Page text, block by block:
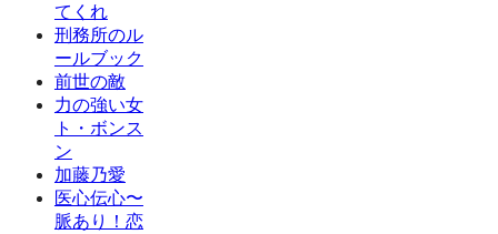
てくれ
刑務所のル
ールブック
前世の敵
力の強い女
ト・ボンス
ン
加藤乃愛
医心伝心〜
脈あり！恋